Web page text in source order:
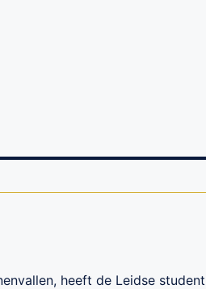
heeft de Leidse student